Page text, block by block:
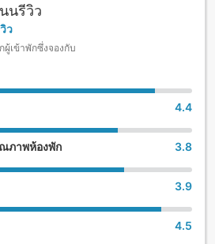
are free to use the bathing facilities
please.
noted in the Nihon Shoki
as one of the oldest hot springs
beautifying properties to make
baths are sourced from a
นรีวิว
ว
ผู้เข้าพักซึ่งจองกับ
4.4
ภาพห้องพัก 3.8
3.9
4.5